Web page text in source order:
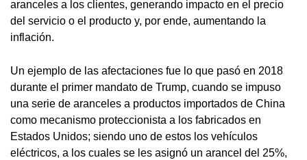
aranceles a los clientes, generando impacto en el precio
del servicio o el producto y, por ende, aumentando la
inflación.
Un ejemplo de las afectaciones fue lo que pasó en 2018
durante el primer mandato de Trump, cuando se impuso
una serie de aranceles a productos importados de China
como mecanismo proteccionista a los fabricados en
Estados Unidos; siendo uno de estos los vehículos
eléctricos, a los cuales se les asignó un arancel del 25%,